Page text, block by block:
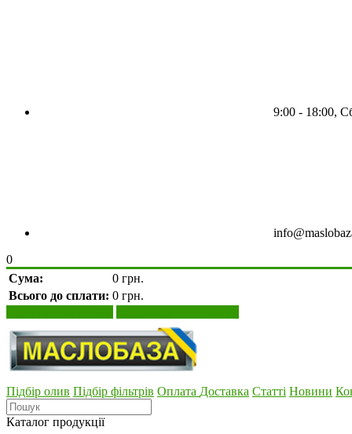
9:00 - 18:00,
0
Сума:
0 грн.
Всього до сплати: 0 грн.
Підбір олив Підбір фільтрів Оплата Доставка Статті Новини
Каталог продукції